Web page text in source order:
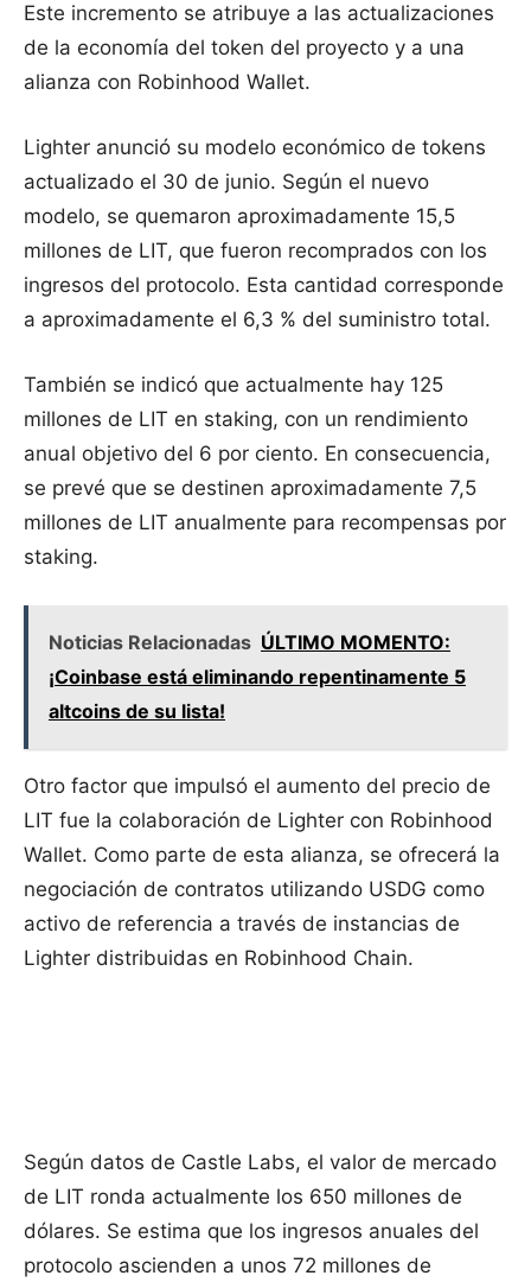
Este incremento se atribuye a las actualizaciones
de la economía del token del proyecto y a una
alianza con Robinhood Wallet.
Lighter anunció su modelo económico de tokens
actualizado el 30 de junio. Según el nuevo
modelo, se quemaron aproximadamente 15,5
millones de LIT, que fueron recomprados con los
ingresos del protocolo. Esta cantidad corresponde
a aproximadamente el 6,3 % del suministro total.
También se indicó que actualmente hay 125
millones de LIT en staking, con un rendimiento
anual objetivo del 6 por ciento. En consecuencia,
se prevé que se destinen aproximadamente 7,5
millones de LIT anualmente para recompensas por
staking.
Noticias Relacionadas ÚLTIMO MOMENTO:
¡Coinbase está eliminando repentinamente 5
altcoins de su lista!
Otro factor que impulsó el aumento del precio de
LIT fue la colaboración de Lighter con Robinhood
Wallet. Como parte de esta alianza, se ofrecerá la
negociación de contratos utilizando USDG como
activo de referencia a través de instancias de
Lighter distribuidas en Robinhood Chain.
Según datos de Castle Labs, el valor de mercado
de LIT ronda actualmente los 650 millones de
dólares. Se estima que los ingresos anuales del
protocolo ascienden a unos 72 millones de